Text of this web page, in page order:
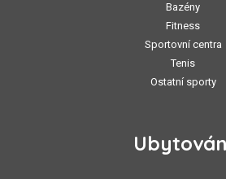
Bazény
Fitness
Sportovní centra
Tenis
Ostatní sporty